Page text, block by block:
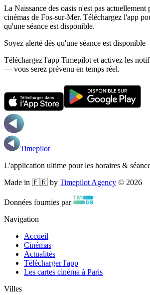
La Naissance des oasis n'est pas actuellement
cinémas de Fos-sur-Mer. Téléchargez l'app
qu'une séance est disponible.
Soyez alerté dès qu'une séance est disponible
Téléchargez l'app Timepilot et activez les
— vous serez prévenu en temps réel.
Timepilot
L'application ultime pour les horaires &
Made in 🇫🇷 by Timepilot Agency © 2026
Données fournies par
Navigation
Accueil
Cinémas
Actualités
Télécharger l'app
Les cartes cinéma à Paris
Villes